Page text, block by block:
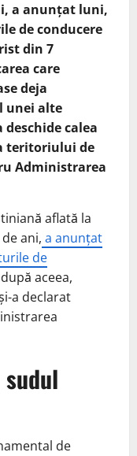
a anunțat luni,
de conducere
din 7
care
deja
unei alte
calea
teritoriului de
Administrarea
aflată la
ani, a anunțat
de
aceea,
a declarat
de